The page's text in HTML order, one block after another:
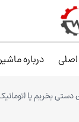
درباره
بخریم یا